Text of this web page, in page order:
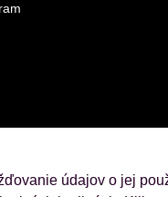
údajov o jej